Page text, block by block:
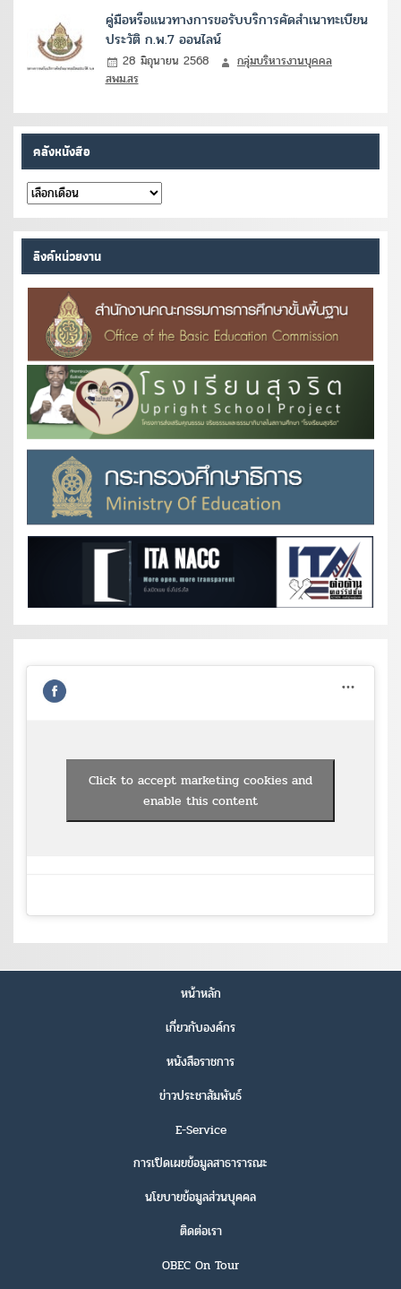
คู่มือหรือแนวทางการขอรับบริการคัดสำเนาทะเบียน
ประวัติ ก.พ.7 ออนไลน์
28 มิถุนายน 2568
กลุ่มบริหารงานบุคคล
สพม.สร
คลังหนังสือ
คลัง
หนังสือ
ลิงค์หน่วยงาน
Click to accept marketing cookies and
enable this content
หน้าหลัก
เกี่ยวกับองค์กร
หนังสือราชการ
ข่าวประชาสัมพันธ์
E-Service
การเปิดเผยข้อมูลสาธารารณะ
นโยบายข้อมูลส่วนบุคคล
ติดต่อเรา
OBEC On Tour